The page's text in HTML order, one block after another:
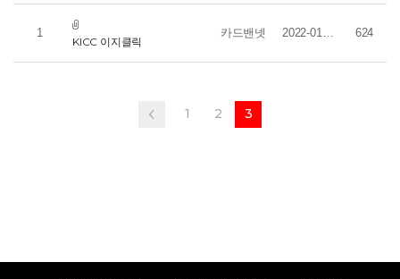
1
KICC 이지클릭
카드밴넷 2022-01-14 624
1 2 3